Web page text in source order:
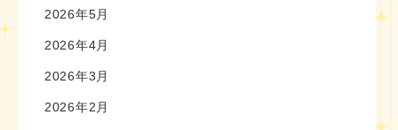
2026年5月
2026年4月
2026年3月
2026年2月